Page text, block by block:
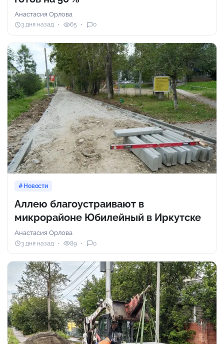
Анастасия Орлова
3 дня назад 65 0
Новости
Аллею благоустраивают в
микрорайоне Юбилейный в Иркутске
Анастасия Орлова
3 дня назад 89 0